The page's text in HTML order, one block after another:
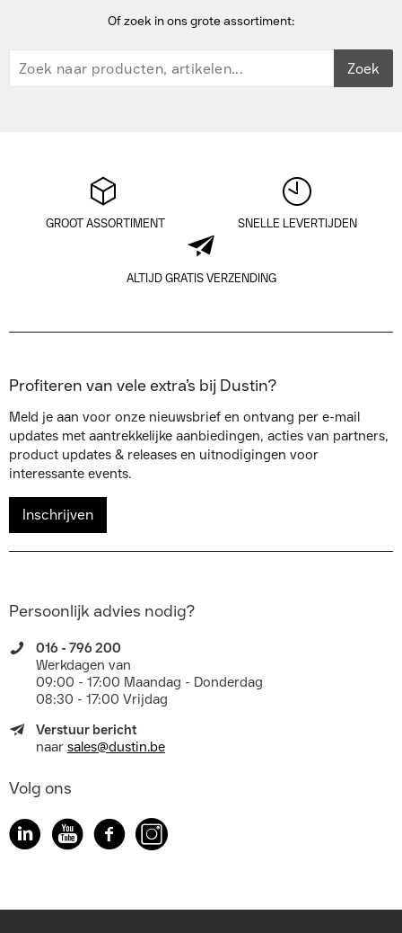
Of zoek in ons grote assortiment:
Zoek
GROOT ASSORTIMENT SNELLE LEVERTIJDEN
ALTIJD GRATIS VERZENDING
Profiteren van vele extra’s bij Dustin?
Meld je aan voor onze nieuwsbrief en ontvang per e-mail
updates met aantrekkelijke aanbiedingen, acties van partners,
product updates & releases en uitnodigingen voor
interessante events.
Inschrijven
Persoonlijk advies nodig?
016 - 796 200
Werkdagen van
09:00 - 17:00 Maandag - Donderdag
08:30 - 17:00 Vrijdag
Verstuur bericht
naar sales@dustin.be
Volg ons